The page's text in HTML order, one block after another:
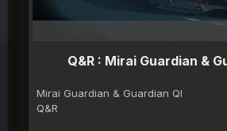
Q&R : Mirai Guardian &
Mirai Guardian & Guardian QI
Q&R